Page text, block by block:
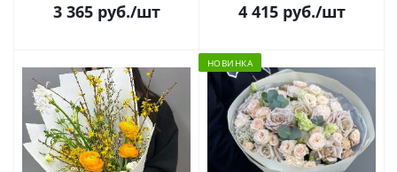
3 365руб./шт 4 415руб./шт
НОВИНКА